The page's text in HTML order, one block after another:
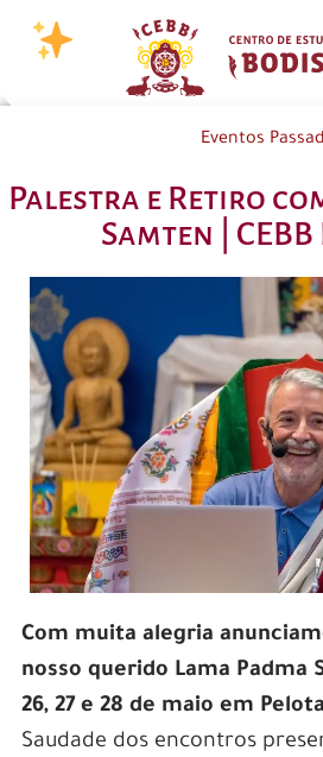
Eventos
Palestra e Retiro
Samten |
Com muita alegria
nosso querido Lama Padma
26, 27 e 28 de maio em
Saudade dos encontros